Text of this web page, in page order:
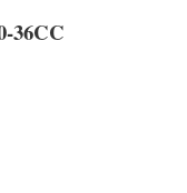
36CC